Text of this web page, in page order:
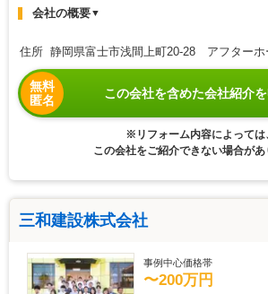
会社の概要▼
住所 静岡県富士市浅間上町20-28 アフターホ
無料
匿名
この会社を含めた会社紹介
※リフォーム内容によっては
この会社をご紹介できない場合があ
三和建設株式会社
事例中心価格帯
〜200万円